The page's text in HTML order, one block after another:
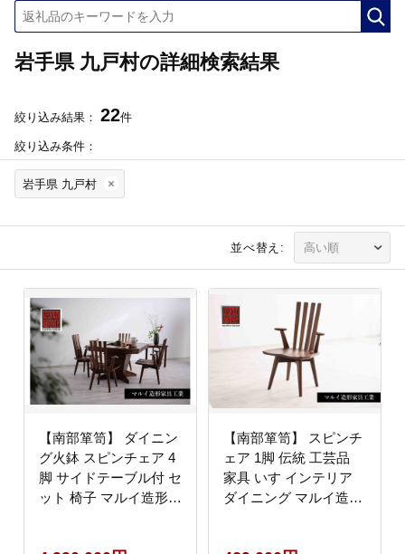
岩手県 九戸村の詳細検索結果
絞り込み結果： 22件
絞り込み条件：
岩手県 九戸村
並べ替え:
【南部箪笥】 ダイニン
グ火鉢 スピンチェア 4
脚 サイドテーブル付 セ
ット 椅子 マルイ造形家
【南部箪笥】 スピンチ
ェア 1脚 伝統 工芸品
家具 いす インテリア
ダイニング マルイ造形